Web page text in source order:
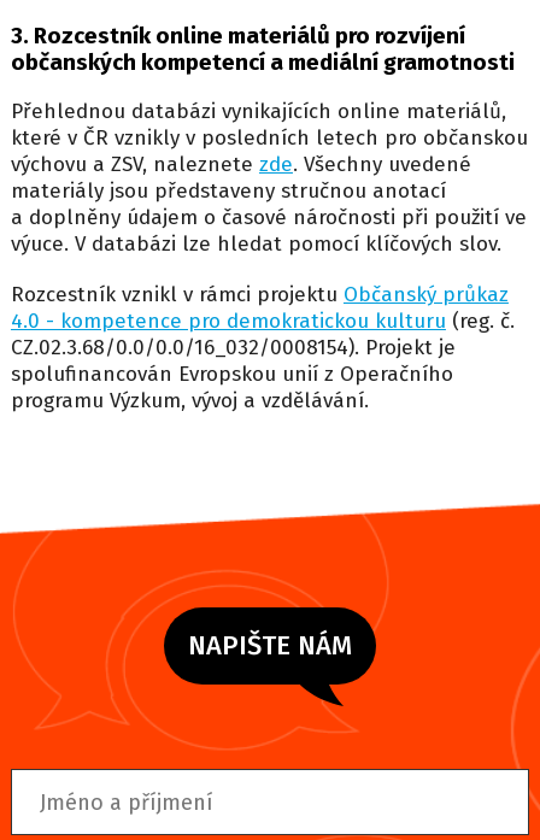
3. Rozcestník online materiálů pro rozvíjení
občanských kompetencí a mediální gramotnosti
Přehlednou databázi vynikajících online materiálů,
které v ČR vznikly v posledních letech pro občanskou
výchovu a ZSV, naleznete zde. Všechny uvedené
materiály jsou představeny stručnou anotací
a doplněny údajem o časové náročnosti při použití ve
výuce. V databázi lze hledat pomocí klíčových slov.
Rozcestník vznikl v rámci projektu Občanský průkaz
4.0 - kompetence pro demokratickou kulturu (reg. č.
CZ.02.3.68/0.0/0.0/16_032/0008154). Projekt je
spolufinancován Evropskou unií z Operačního
programu Výzkum, vývoj a vzdělávání.
NAPIŠTE NÁM